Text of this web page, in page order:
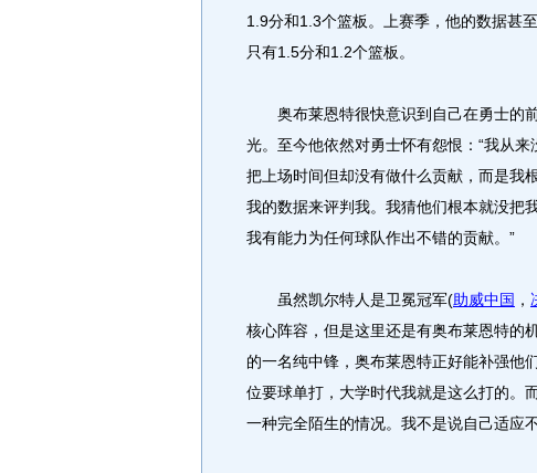
1.9分和1.3个篮板。上赛季，他的数据甚
只有1.5分和1.2个篮板。
奥布莱恩特很快意识到自己在勇士的
光。至今他依然对勇士怀有怨恨：“我从
把上场时间但却没有做什么贡献，而是我
我的数据来评判我。我猜他们根本就没把
我有能力为任何球队作出不错的贡献。”
虽然凯尔特人是卫冕冠军(助威中国 ，
核心阵容，但是这里还是有奥布莱恩特的
的一名纯中锋，奥布莱恩特正好能补强他
位要球单打，大学时代我就是这么打的。
一种完全陌生的情况。我不是说自己适应